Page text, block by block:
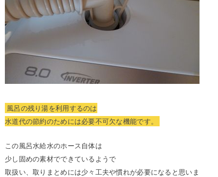
風呂の残り湯を利用するのは
水道代の節約のためには必要不可欠な機能です。
この風呂水給水のホース自体は
少し固めの素材でできているようで
取扱い、取りまとめには少々工夫や慣れが必要になると思いま